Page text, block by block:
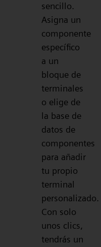
sencillo.
Asigna un
componente
específico
a un
bloque de
terminales
o elige de
la base de
datos de
componentes
para añadir
tu propio
terminal
personalizado.
Con solo
unos clics,
tendrás un